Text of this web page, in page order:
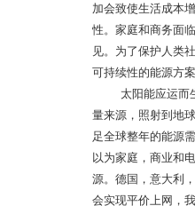
加会致使生活成本
性。家庭和商务面
见。为了保护人类
可持续性的能源方案
太阳能应运而生
量来源，照射到地
足全球整年的能源
以为家庭，商业和
源。德国，意大利
会实现平价上网，